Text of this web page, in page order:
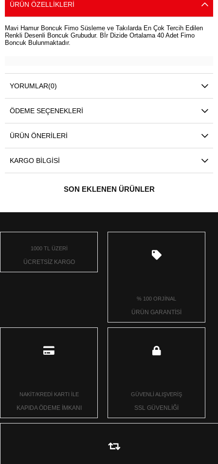
ÜRÜN ÖZELLIKLERI
Mavi Hamur Boncuk Fimo Süsleme ve Takılarda En Çok Tercih Edilen
Renkli Desenli Boncuk Grubudur. Bİr Dizide Ortalama 40 Adet Fimo
Boncuk Bulunmaktadır.
YORUMLAR(0)
ÖDEME SEÇENEKLERI
ÜRÜN ÖNERILERI
KARGO BILGISI
SON EKLENEN ÜRÜNLER
1000 TL ÜZERİ
ÜCRETSİZ KARGO
% 100 ORJİNAL
ÜRÜN GARANTİSİ
NAKİT/KREDİ KARTI İLE
KAPIDA ÖDEME İMKANI
GÜVENLİ ALIŞVERİŞ
SSL GÜVENLİĞİ